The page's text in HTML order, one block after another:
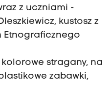
z uczniami -
kustosz z
Etnograficznego
kolorowe stragany, na
zabawki,